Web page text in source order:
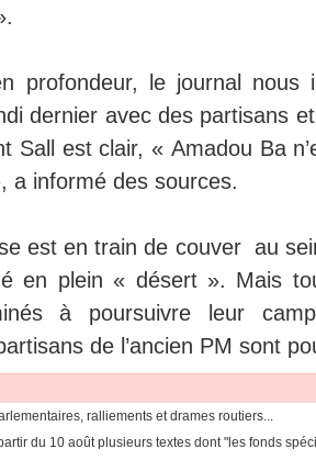
profondeur, le journal
dernier avec des partisans
Sall est clair, « Amadou Ba
a informé des sources.
est en train de couver au
en plein « désert ». Mais
à poursuivre leur
de l’ancien PM sont
ralliements et drames routiers...
du 10 août plusieurs textes dont "les fonds